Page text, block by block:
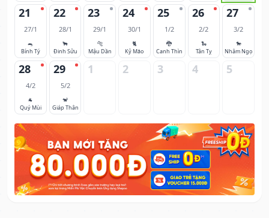
21
27/1
🐀
Bính Tý
22
28/1
🐂
Đinh Sửu
23
29/1
🐅
Mậu Dần
24
30/1
🐈
Kỷ Mão
25
1/2
🐉
Canh Thìn
26
2/2
🐍
Tân Tỵ
27
3/2
🐎
Nhâm Ngọ
28
4/2
🐐
Quý Mùi
29
5/2
🐒
Giáp Thân
1 2 3 4 5